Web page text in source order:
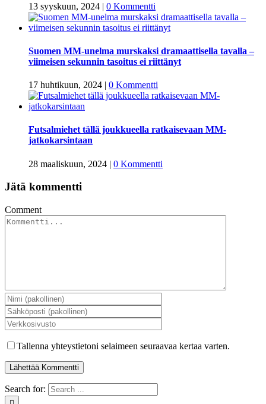
13 syyskuun, 2024 | 0 Kommentti
Suomen MM-unelma murskaksi dramaattisella tavalla –
viimeisen sekunnin tasoitus ei riittänyt
17 huhtikuun, 2024 | 0 Kommentti
Futsalmiehet tällä joukkueella ratkaisevaan MM-
jatkokarsintaan
28 maaliskuun, 2024 | 0 Kommentti
Jätä kommentti
Comment
Tallenna yhteystietoni selaimeen seuraavaa kertaa varten.
Search for: